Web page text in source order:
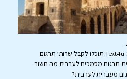
שירותי תרגום מתחומי עיסוק ב-Text4u תוכלו לקבל שרותי תרגום
תרגום מסמכים לערבית מה חשוב
מעברית לערבית?